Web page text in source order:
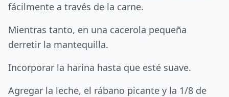
fácilmente a través de la carne.
Mientras tanto, en una cacerola pequeña
derretir la mantequilla.
Incorporar la harina hasta que esté suave.
Agregar la leche, el rábano picante y la 1/8 de